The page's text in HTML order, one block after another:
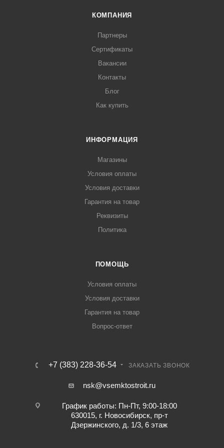
КОМПАНИЯ
Партнеры
Сертификаты
Вакансии
Контакты
Блог
Как купить
ИНФОРМАЦИЯ
Магазины
Условия оплаты
Условия доставки
Гарантия на товар
Реквизиты
Политика
ПОМОЩЬ
Условия оплаты
Условия доставки
Гарантия на товар
Вопрос-ответ
+7 (383) 228-36-54 ЗАКАЗАТЬ ЗВОНОК
nsk@vsemktostroit.ru
График работы: Пн-Пт, 9:00-18:00
630015, г. Новосибирск, пр-т
Дзержинского, д. 1/3, 6 этаж